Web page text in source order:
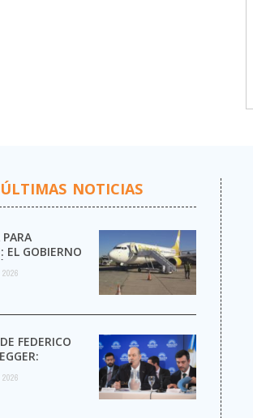
ÚLTIMAS NOTICIAS
PARA
EL GOBIERNO
LA VENTA DE
FEDERICO